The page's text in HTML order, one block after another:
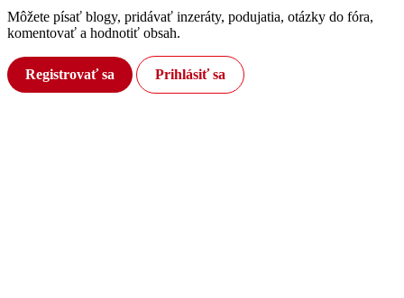
Môžete písať blogy, pridávať inzeráty, podujatia, otázky do fóra,
komentovať a hodnotiť obsah.
Registrovať sa Prihlásiť sa